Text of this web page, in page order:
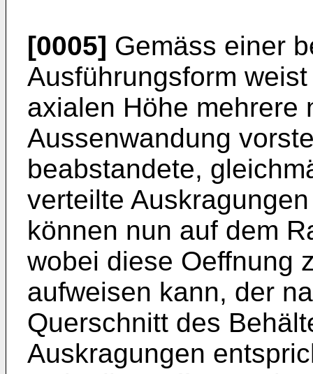
[0005] Gemäss einer
Ausführungsform
axialen Höhe mehrere
Aussenwandung
beabstandete,
verteilte
können nun auf dem
wobei diese Oeffnung
aufweisen kann, der
Querschnitt des
Auskragungen